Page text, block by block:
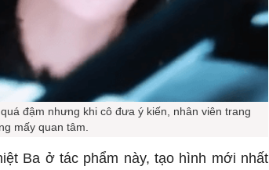
đậm nhưng khi cô đưa ý kiến, nhân viên trang
mấy quan tâm.
Ba ở tác phẩm này, tạo hình mới nhất